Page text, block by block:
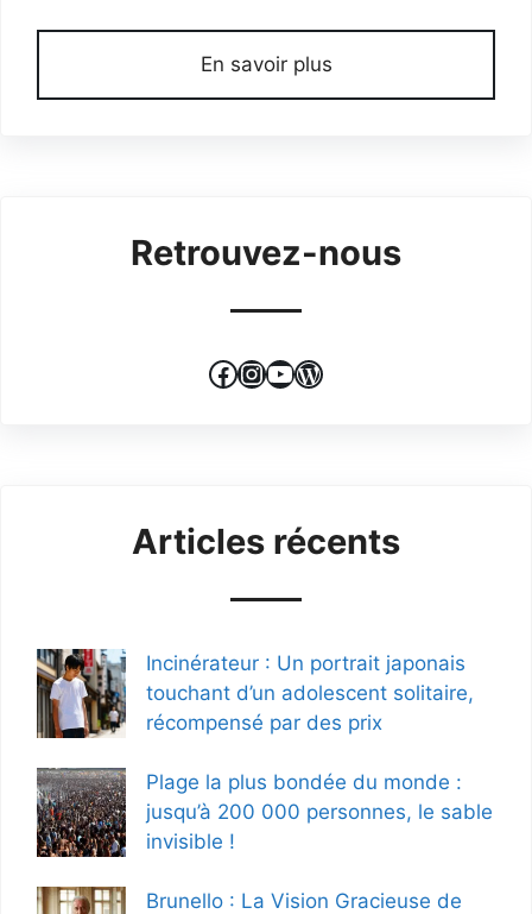
En savoir plus
Retrouvez-nous
Facebook
Instagram
YouTube
WordPress
Articles récents
Incinérateur : Un portrait japonais
touchant d’un adolescent solitaire,
récompensé par des prix
Plage la plus bondée du monde :
jusqu’à 200 000 personnes, le sable
invisible !
Brunello : La Vision Gracieuse de